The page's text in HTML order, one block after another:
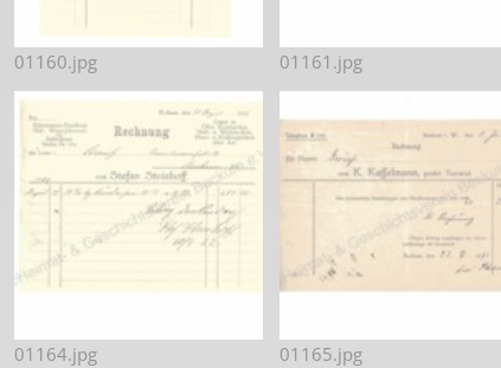
01160.jpg 01161.jpg
01164.jpg 01165.jpg